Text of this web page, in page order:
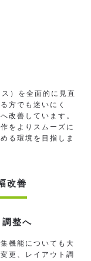
）を全面的に見直
方でも迷いにく
改善しています。
をよりスムーズに
る環境を目指しま
改善
調整へ
機能についても大
更、レイアウト調